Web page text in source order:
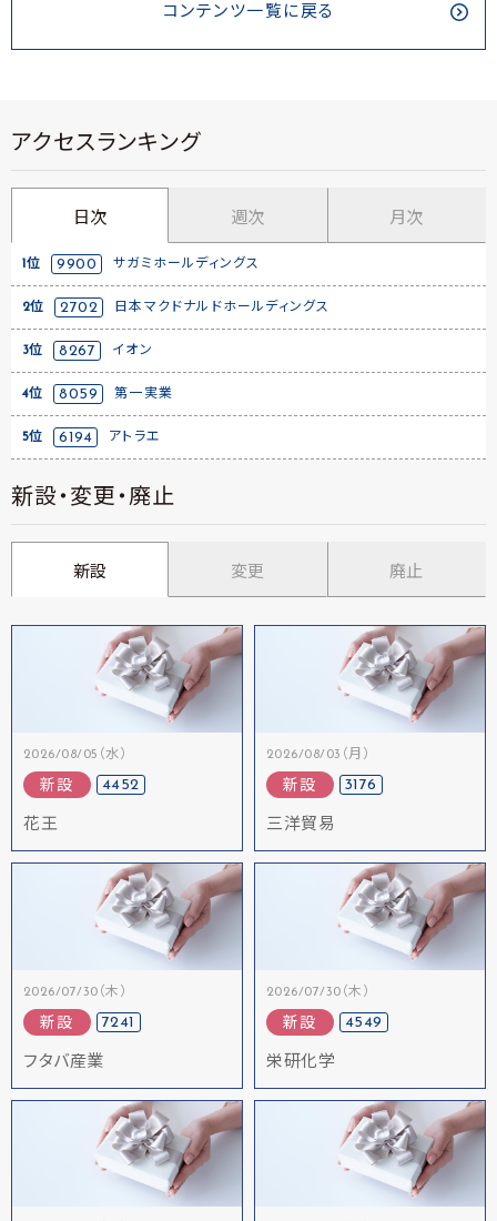
コンテンツ一覧に戻る
アクセスランキング
日次 週次 月次
1位 9900 サガミホールディングス
2位 2702 日本マクドナルドホールディングス
3位 8267 イオン
4位 8059 第一実業
5位 6194 アトラエ
新設・変更・廃止
新設 変更 廃止
2026/08/05（水）
新設 4452
花王
2026/08/03（月）
新設 3176
三洋貿易
2026/07/30（木）
新設 7241
フタバ産業
2026/07/30（木）
新設 4549
栄研化学